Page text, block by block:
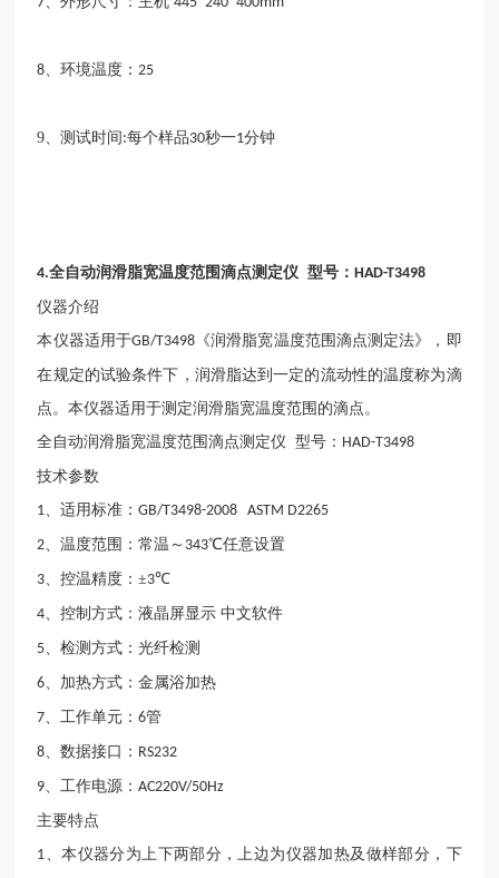
8 、环境温度： 25
9、测试时间 :每个样品30秒一1分钟
4.全自动润滑脂宽温度范围滴点测定仪 型号：HAD-T3498
仪器介绍
本仪器适用于GB/T3498 《润滑脂宽温度范围滴点测定法》，即
在规定的试验条件下，润滑脂达到一定的流动性的温度称为滴
点。本仪器适用于测定润滑脂宽温度范围的滴点。
全自动润滑脂宽温度范围滴点测定仪
型号： HAD-T3498
技术参数
1 、适用标准：GB/T3498-2008 ASTM D2265
2 、温度范围：常温～ 343℃任意设置
3 、控温精度：±3℃
4 、控制方式：液晶屏显示 中文软件
5 、检测方式：光纤检测
6 、加热方式：金属浴加热
7 、工作单元：6管
8 、数据接口： RS232
9 、工作电源：AC220V/50Hz
主要特点
1 、本仪器分为上下两部分，上边为仪器加热及做样部分，下